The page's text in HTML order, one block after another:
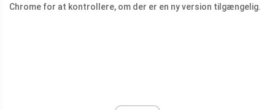
Chrome for at kontrollere, om der er en ny version tilgængelig.